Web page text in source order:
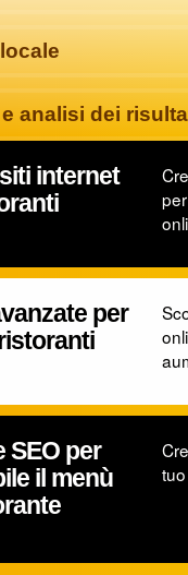
analisi dei
internet
per
SEO per
il menù